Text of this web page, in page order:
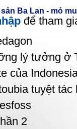
Ba Lan - mỏ
để tham
lý tưởng ở
của
tuyệt tác
2